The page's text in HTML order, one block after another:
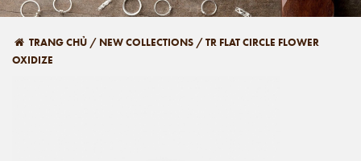
TRANG CHỦ / NEW COLLECTIONS /TR FLAT CIRCLE FLOWER
OXIDIZE